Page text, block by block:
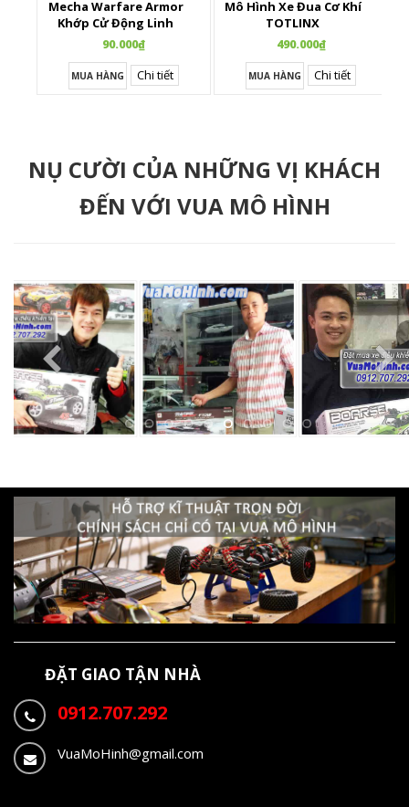
Mecha Warfare Armor
Khớp Cử Động Linh
Hoạt
90.000₫
MUA HÀNG Chi tiết
Mô Hình Xe Đua Cơ Khí
TOTLINX
490.000₫
MUA HÀNG Chi tiết
NỤ CƯỜI CỦA NHỮNG VỊ KHÁCH
ĐẾN VỚI VUA MÔ HÌNH
ĐẶT GIAO TẬN NHÀ
0912.707.292
VuaMoHinh@gmail.com